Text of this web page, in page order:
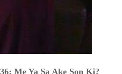
Me Ya Sa Ake Son Ki?